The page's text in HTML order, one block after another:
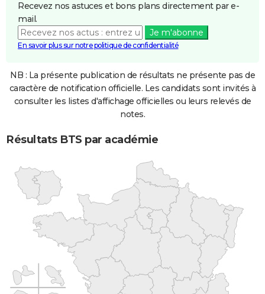
Recevez nos astuces et bons plans directement par e-
mail.
Je m'abonne
En savoir plus sur notre politique de confidentialité
NB : La présente publication de résultats ne présente pas de
caractère de notification officielle. Les candidats sont invités à
consulter les listes d'affichage officielles ou leurs relevés de
notes.
Résultats BTS par académie